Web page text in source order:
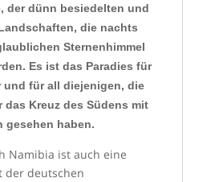
der dünn besiedelten und
die nachts
Sternenhimmel
Es ist das Paradies für
und für all diejenigen, die
das Kreuz des Südens mit
gesehen haben.
Namibia ist auch eine
der deutschen